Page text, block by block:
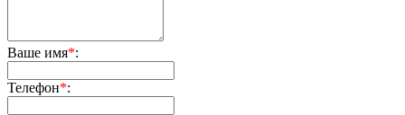
Ваше имя*:
Телефон*: